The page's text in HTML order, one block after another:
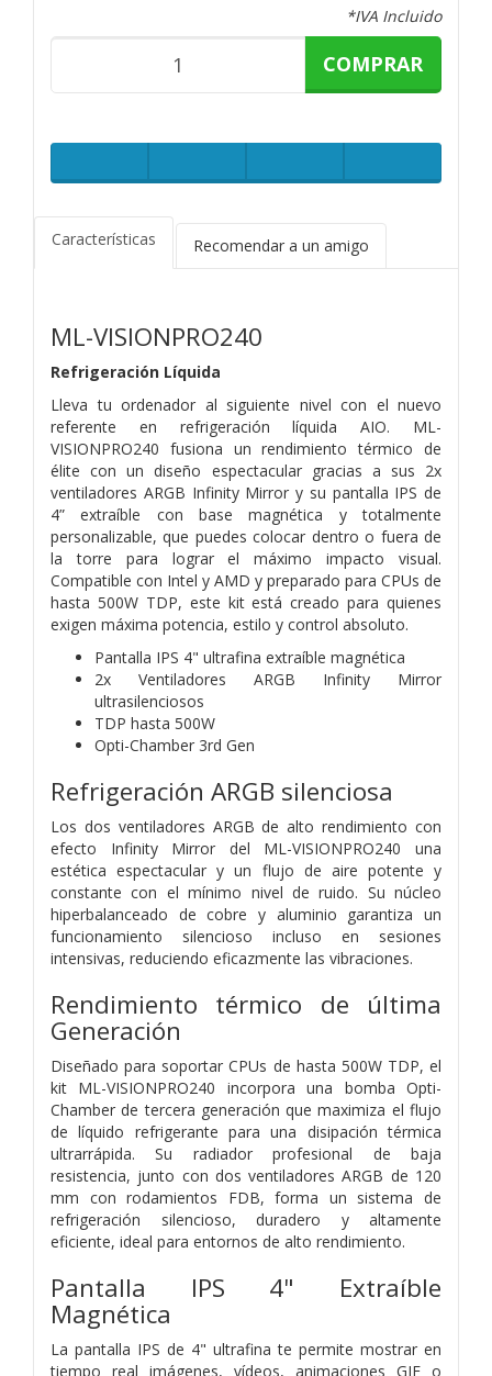
*IVA Incluido
COMPRAR
Características Recomendar a un amigo
ML-VISIONPRO240
Refrigeración Líquida
Lleva tu ordenador al siguiente nivel con el nuevo
referente en refrigeración líquida AIO. ML-
VISIONPRO240 fusiona un rendimiento térmico de
élite con un diseño espectacular gracias a sus 2x
ventiladores ARGB Infinity Mirror y su pantalla IPS de
4” extraíble con base magnética y totalmente
personalizable, que puedes colocar dentro o fuera de
la torre para lograr el máximo impacto visual.
Compatible con Intel y AMD y preparado para CPUs de
hasta 500W TDP, este kit está creado para quienes
exigen máxima potencia, estilo y control absoluto.
Pantalla IPS 4" ultrafina extraíble magnética
2x Ventiladores ARGB Infinity Mirror
ultrasilenciosos
TDP hasta 500W
Opti-Chamber 3rd Gen
Refrigeración ARGB silenciosa
Los dos ventiladores ARGB de alto rendimiento con
efecto Infinity Mirror del ML-VISIONPRO240 una
estética espectacular y un flujo de aire potente y
constante con el mínimo nivel de ruido. Su núcleo
hiperbalanceado de cobre y aluminio garantiza un
funcionamiento silencioso incluso en sesiones
intensivas, reduciendo eficazmente las vibraciones.
Rendimiento térmico de última
Generación
Diseñado para soportar CPUs de hasta 500W TDP, el
kit ML-VISIONPRO240 incorpora una bomba Opti-
Chamber de tercera generación que maximiza el flujo
de líquido refrigerante para una disipación térmica
ultrarrápida. Su radiador profesional de baja
resistencia, junto con dos ventiladores ARGB de 120
mm con rodamientos FDB, forma un sistema de
refrigeración silencioso, duradero y altamente
eficiente, ideal para entornos de alto rendimiento.
Pantalla IPS 4" Extraíble
Magnética
La pantalla IPS de 4" ultrafina te permite mostrar en
tiempo real imágenes, vídeos, animaciones GIF o